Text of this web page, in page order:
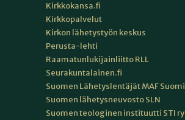
Kirkkokansa.fi
Kirkkopalvelut
Kirkon lähetystyön keskus
Perusta-lehti
Raamatunlukijainliitto RLL
Seurakuntalainen.fi
Suomen Lähetyslentäjät MAF Suomi
Suomen lähetysneuvosto SLN
Suomen teologinen instituutti STI ry